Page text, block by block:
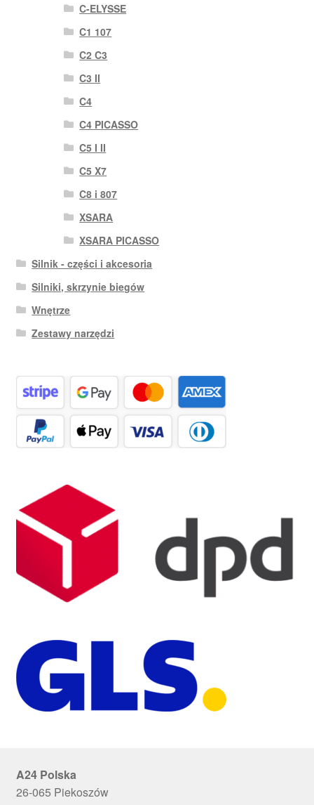
C-ELYSSE
C1 107
C2 C3
C3 II
C4
C4 PICASSO
C5 I II
C5 X7
C8 i 807
XSARA
XSARA PICASSO
Silnik - części i akcesoria
Silniki, skrzynie biegów
Wnętrze
Zestawy narzędzi
A24 Polska
26-065 Piekoszów